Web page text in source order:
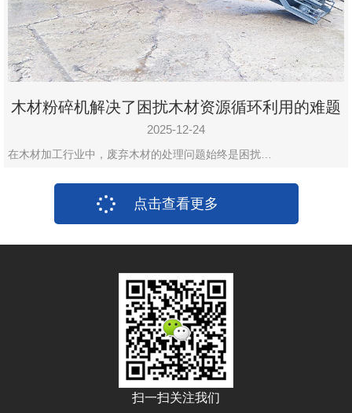
木材粉碎机解决了困扰木材资源循环利用的难题
2025-12-24
在木材加工行业中，废弃木材的处理问题始终是困扰…
点击查看更多
扫一扫关注我们